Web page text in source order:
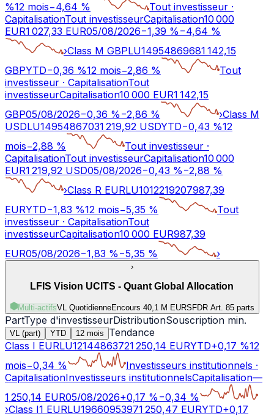
%12 mois−4,64 % Tout investisseur ·
CapitalisationTout investisseurCapitalisation10 000
EUR1 027,33 EUR05/08/2026−1,39 % −4,64 %
›Class M GBPLU14954869681 142,15
GBPYTD−0,36 %12 mois−2,86 %
Tout
investisseur · CapitalisationTout
investisseurCapitalisation10 000 EUR1 142,15
GBP05/08/2026−0,36 % −2,86 % ›Class M
USDLU14954867031 219,92 USDYTD−0,43 %12
mois−2,88 % Tout investisseur ·
CapitalisationTout investisseurCapitalisation10 000
EUR1 219,92 USD05/08/2026−0,43 % −2,88 %
›Class R EURLU1012219207987,39
EURYTD−1,83 %12 mois−5,35 %
Tout
investisseur · CapitalisationTout
investisseurCapitalisation10 000 EUR987,39
EUR05/08/2026−1,83 % −5,35 % ›
›
LFIS Vision UCITS - Quant Global Allocation
Multi-actifsVL QuotidienneEncours 40,1 M EURSFDR Art. 85 parts
PartType d'investisseurDistributionSouscription min.
VL (part) YTD 12 mois
Tendance
Class I EURLU12144863721 250,14 EURYTD+0,17 %12
mois−0,34 % Investisseurs institutionnels ·
CapitalisationInvestisseurs institutionnelsCapitalisation—
1 250,14 EUR05/08/2026+0,17 % −0,34 %
›Class I1 EURLU19660953971 250,47 EURYTD+0,17